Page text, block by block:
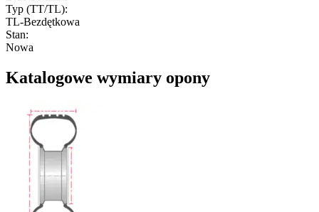
Typ (TT/TL):
TL-Bezdętkowa
Stan:
Nowa
Katalogowe wymiary opony